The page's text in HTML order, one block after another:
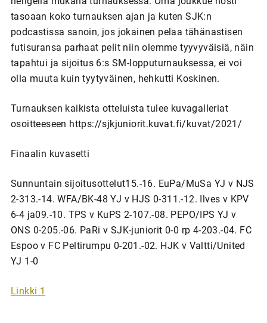
tasoaan koko turnauksen ajan ja kuten SJK:n
podcastissa sanoin, jos jokainen pelaa tähänastisen
futisuransa parhaat pelit niin olemme tyyvyväisiä, näin
tapahtui ja sijoitus 6:s SM-lopputurnauksessa, ei voi
olla muuta kuin tyytyväinen, hehkutti Koskinen.
Turnauksen kaikista otteluista tulee kuvagalleriat
osoitteeseen https://sjkjuniorit.kuvat.fi/kuvat/2021/
Finaalin kuvasetti
Sunnuntain sijoitusottelut15.-16. EuPa/MuSa YJ v NJS
2-313.-14. WFA/BK-48 YJ v HJS 0-311.-12. Ilves v KPV
6-4 ja09.-10. TPS v KuPS 2-107.-08. PEPO/IPS YJ v
ONS 0-205.-06. PaRi v SJK-juniorit 0-0 rp 4-203.-04. FC
Espoo v FC Peltirumpu 0-201.-02. HJK v Valtti/United
YJ 1-0
Linkki 1